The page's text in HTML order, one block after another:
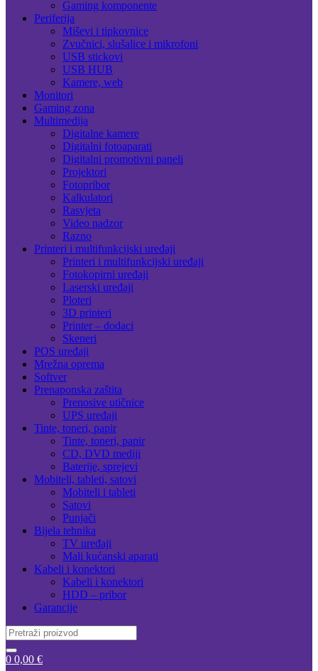
Gaming komponente
Periferija
Miševi i tipkovnice
Zvučnici, slušalice i mikrofoni
USB stickovi
USB HUB
Kamere, web
Monitori
Gaming zona
Multimedija
Digitalne kamere
Digitalni fotoaparati
Digitalni promotivni paneli
Projektori
Fotopribor
Kalkulatori
Rasvjeta
Video nadzor
Razno
Printeri i multifunkcijski uređaji
Printeri i multifunkcijski uređaji
Fotokopirni uređaji
Laserski uređaji
Ploteri
3D printeri
Printer – dodaci
Skeneri
POS uređaji
Mrežna oprema
Softver
Prenaponska zaštita
Prenosive utičnice
UPS uređaji
Tinte, toneri, papir
Tinte, toneri, papir
CD, DVD mediji
Baterije, sprejevi
Mobiteli, tableti, satovi
Mobiteli i tableti
Satovi
Punjači
Bijela tehnika
TV uređaji
Mali kućanski aparati
Kabeli i konektori
Kabeli i konektori
HDD – pribor
Garancije
Search
for:
0 0,00 €